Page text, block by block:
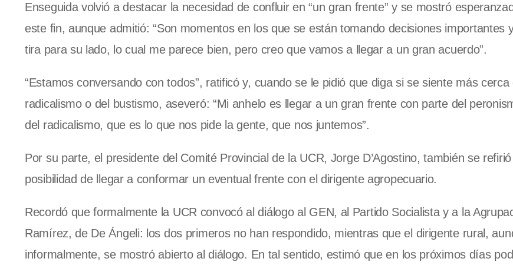
Enseguida volvió a destacar la necesidad de confluir en “un gran frente” y se mostró
este fin, aunque admitió: “Son momentos en los que se están tomando decisiones importantes
tira para su lado, lo cual me parece bien, pero creo que vamos a llegar a un gran acuerdo”.
“Estamos conversando con todos”, ratificó y, cuando se le pidió que diga si se siente más cerca
radicalismo o del bustismo, aseveró: “Mi anhelo es llegar a un gran frente con parte del
del radicalismo, que es lo que nos pide la gente, que nos juntemos”.
Por su parte, el presidente del Comité Provincial de la UCR, Jorge D’Agostino, también se
posibilidad de llegar a conformar un eventual frente con el dirigente agropecuario.
Recordó que formalmente la UCR convocó al diálogo al GEN, al Partido Socialista y a la
Ramírez, de De Ángeli: los dos primeros no han respondido, mientras que el dirigente rural,
informalmente, se mostró abierto al diálogo. En tal sentido, estimó que en los próximos días